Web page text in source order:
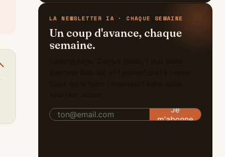
LA NEWSLETTER IA · CHAQUE SEMAINE
Un coup d'avance, chaque
semaine.